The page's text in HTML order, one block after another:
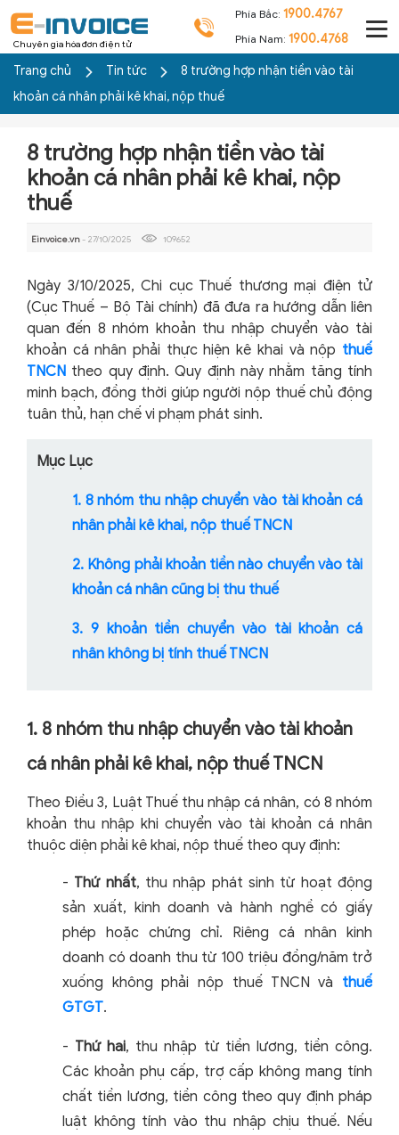
Chuyên gia hóa đơn điện tử
Phía Bắc: 1900.4767
Phía Nam: 1900.4768
Trang chủ Tin tức
8 trường hợp nhận tiền vào tài
khoản cá nhân phải kê khai, nộp thuế
8 trường hợp nhận tiền vào tài
khoản cá nhân phải kê khai, nộp
thuế
Einvoice.vn- 27/10/2025 109652
Ngày 3/10/2025, Chi cục Thuế thương mại điện tử
(Cục Thuế – Bộ Tài chính) đã đưa ra hướng dẫn liên
quan đến 8 nhóm khoản thu nhập chuyển vào tài
khoản cá nhân phải thực hiện kê khai vànộp thuế
TNCN theo quy định. Quy định này nhằm tăng tính
minh bạch, đồng thời giúp người nộp thuế chủ động
tuân thủ, hạn chế vi phạm phát sinh.
Mục Lục
1. 8 nhóm thu nhập chuyển vào tài khoản cá
nhân phải kê khai, nộp thuế TNCN
2. Không phải khoản tiền nào chuyển vào tài
khoản cá nhân cũng bị thu thuế
3. 9 khoản tiền chuyển vào tài khoản cá
nhân không bị tính thuế TNCN
1. 8 nhóm thu nhập chuyển vào tài khoản
cá nhân phải kê khai, nộp thuế TNCN
Theo Điều 3, Luật Thuế thu nhập cá nhân, có 8 nhóm
khoản thu nhập khi chuyển vào tài khoản cá nhân
thuộc diện phải kê khai, nộp thuế theo quy định:
- Thứ nhất, thu nhập phát sinh từ hoạt động
sản xuất, kinh doanh và hành nghề có giấy
phép hoặc chứng chỉ. Riêng cá nhân kinh
doanh có doanh thu từ 100 triệu đồng/năm trở
xuống không phải nộp thuế TNCN và thuế
GTGT.
- Thứ hai, thu nhập từ tiền lương, tiền công.
Các khoản phụ cấp, trợ cấp không mang tính
chất tiền lương, tiền công theo quy định pháp
luật không tính vào thu nhập chịu thuế. Nếu